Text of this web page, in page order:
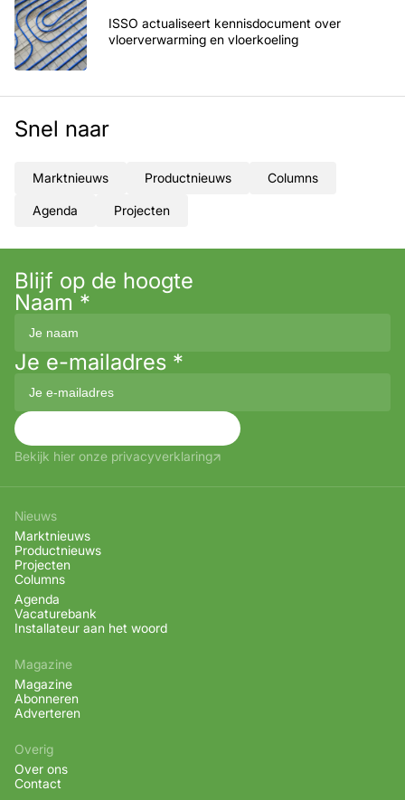
ISSO actualiseert kennisdocument over
vloerverwarming en vloerkoeling
Snel naar
Marktnieuws Productnieuws Columns
Agenda Projecten
Blijf op de hoogte
Naam *
Je e-mailadres *
Bekijk hier onze privacyverklaring
Nieuws
Marktnieuws
Productnieuws
Projecten
Columns
Agenda
Vacaturebank
Installateur aan het woord
Magazine
Magazine
Abonneren
Adverteren
Overig
Over ons
Contact